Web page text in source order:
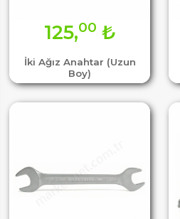
İki Ağız Anahtar (Uzun
Boy)
125,00 ₺